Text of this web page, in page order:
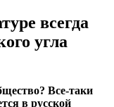
всегда
угла
Все-таки
в русской